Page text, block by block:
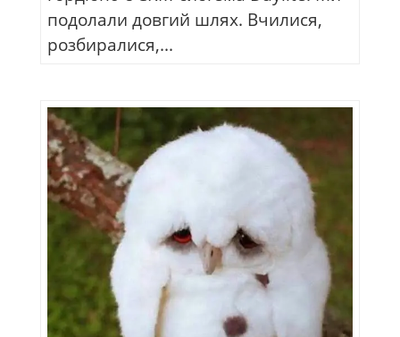
подолали довгий шлях. Вчилися,
розбиралися,...